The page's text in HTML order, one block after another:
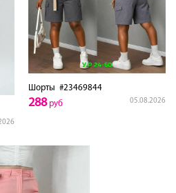
Шорты #23469844
05.08.2026
288руб